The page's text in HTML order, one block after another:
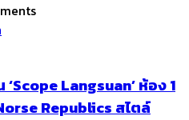
Langsuan’ ห้อง 1
Republics สไตล์